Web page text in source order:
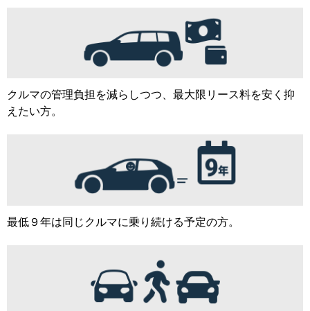
クルマの管理負担を減らしつつ、最大限リース料を安く抑
えたい方。
最低９年は同じクルマに乗り続ける予定の方。